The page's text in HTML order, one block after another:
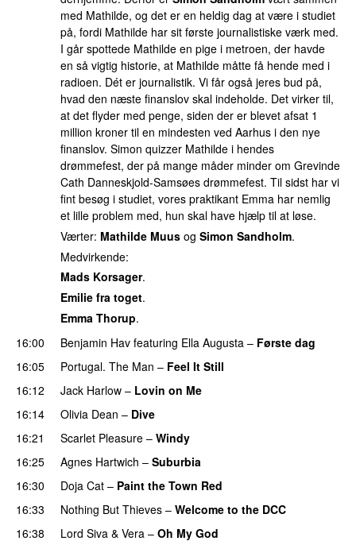
med Mathilde, og det er en heldig dag at være i studiet
på, fordi Mathilde har sit første journalistiske værk med.
I går spottede Mathilde en pige i metroen, der havde
en så vigtig historie, at Mathilde måtte få hende med i
radioen. Dét er journalistik. Vi får også jeres bud på,
hvad den næste finanslov skal indeholde. Det virker til,
at det flyder med penge, siden der er blevet afsat 1
million kroner til en mindesten ved Aarhus i den nye
finanslov. Simon quizzer Mathilde i hendes
drømmefest, der på mange måder minder om Grevinde
Cath Danneskjold-Samsøes drømmefest. Til sidst har vi
fint besøg i studiet, vores praktikant Emma har nemlig
et lille problem med, hun skal have hjælp til at løse.
Værter: Mathilde Muus og Simon Sandholm.
Medvirkende:
Mads Korsager.
Emilie fra toget.
Emma Thorup.
16:00
Benjamin Hav featuring Ella Augusta – Første dag
16:05 Portugal. The Man – Feel It Still
16:12 Jack Harlow – Lovin on Me
16:14 Olivia Dean – Dive
16:21 Scarlet Pleasure – Windy
16:25 Agnes Hartwich – Suburbia
16:30
Doja Cat – Paint the Town Red
16:33
Nothing But Thieves – Welcome to the DCC
16:38 Lord Siva & Vera – Oh My God